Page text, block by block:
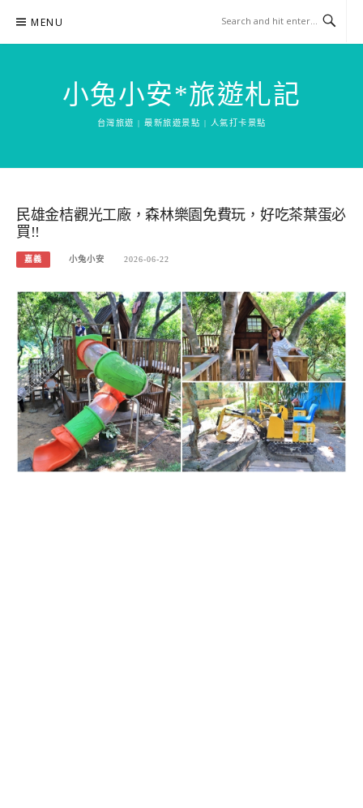
content
MENU
小兔小安*旅遊札記
台灣旅遊 | 最新旅遊景點 | 人氣打卡景點
民雄金桔觀光工廠，森林樂園免費玩，好吃茶葉蛋必
買!!
嘉義 小兔小安 2026-06-22